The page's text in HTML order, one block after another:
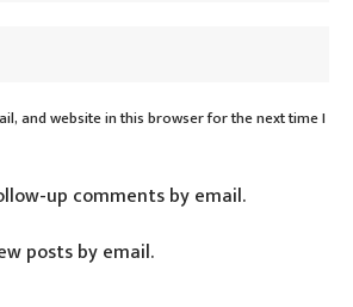
and website in this browser for the next time I
up comments by email.
posts by email.